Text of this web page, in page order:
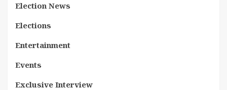
Election News
Elections
Entertainment
Events
Exclusive Interview